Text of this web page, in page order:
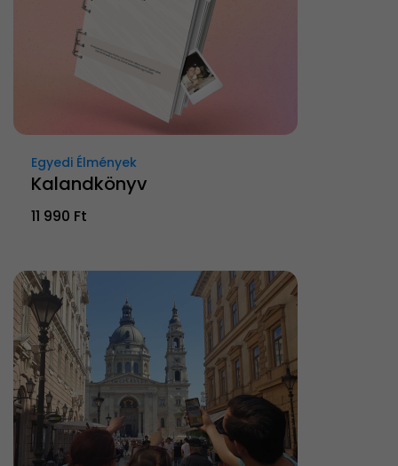
Egyedi Élmények
Kalandkönyv
11 990 Ft